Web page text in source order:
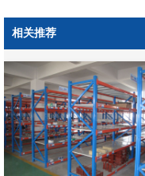
相关推荐